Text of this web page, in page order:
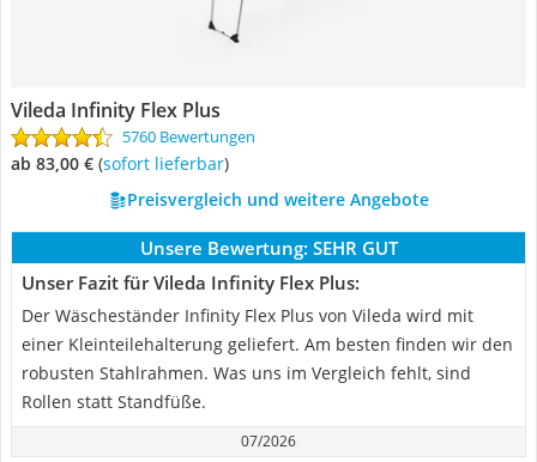
Vileda Infinity Flex Plus
5760 Bewertungen
ab 83,00 € ( Sofort lieferbar)
Preisvergleich und weitere Angebote
Unsere Bewertung: SEHR GUT
Unser Fazit für Vileda Infinity Flex Plus:
Der Wäscheständer Infinity Flex Plus von Vileda wird mit
einer Kleinteilehalterung geliefert. Am besten finden wir den
robusten Stahlrahmen. Was uns im Vergleich fehlt, sind
Rollen statt Standfüße.
07/2026